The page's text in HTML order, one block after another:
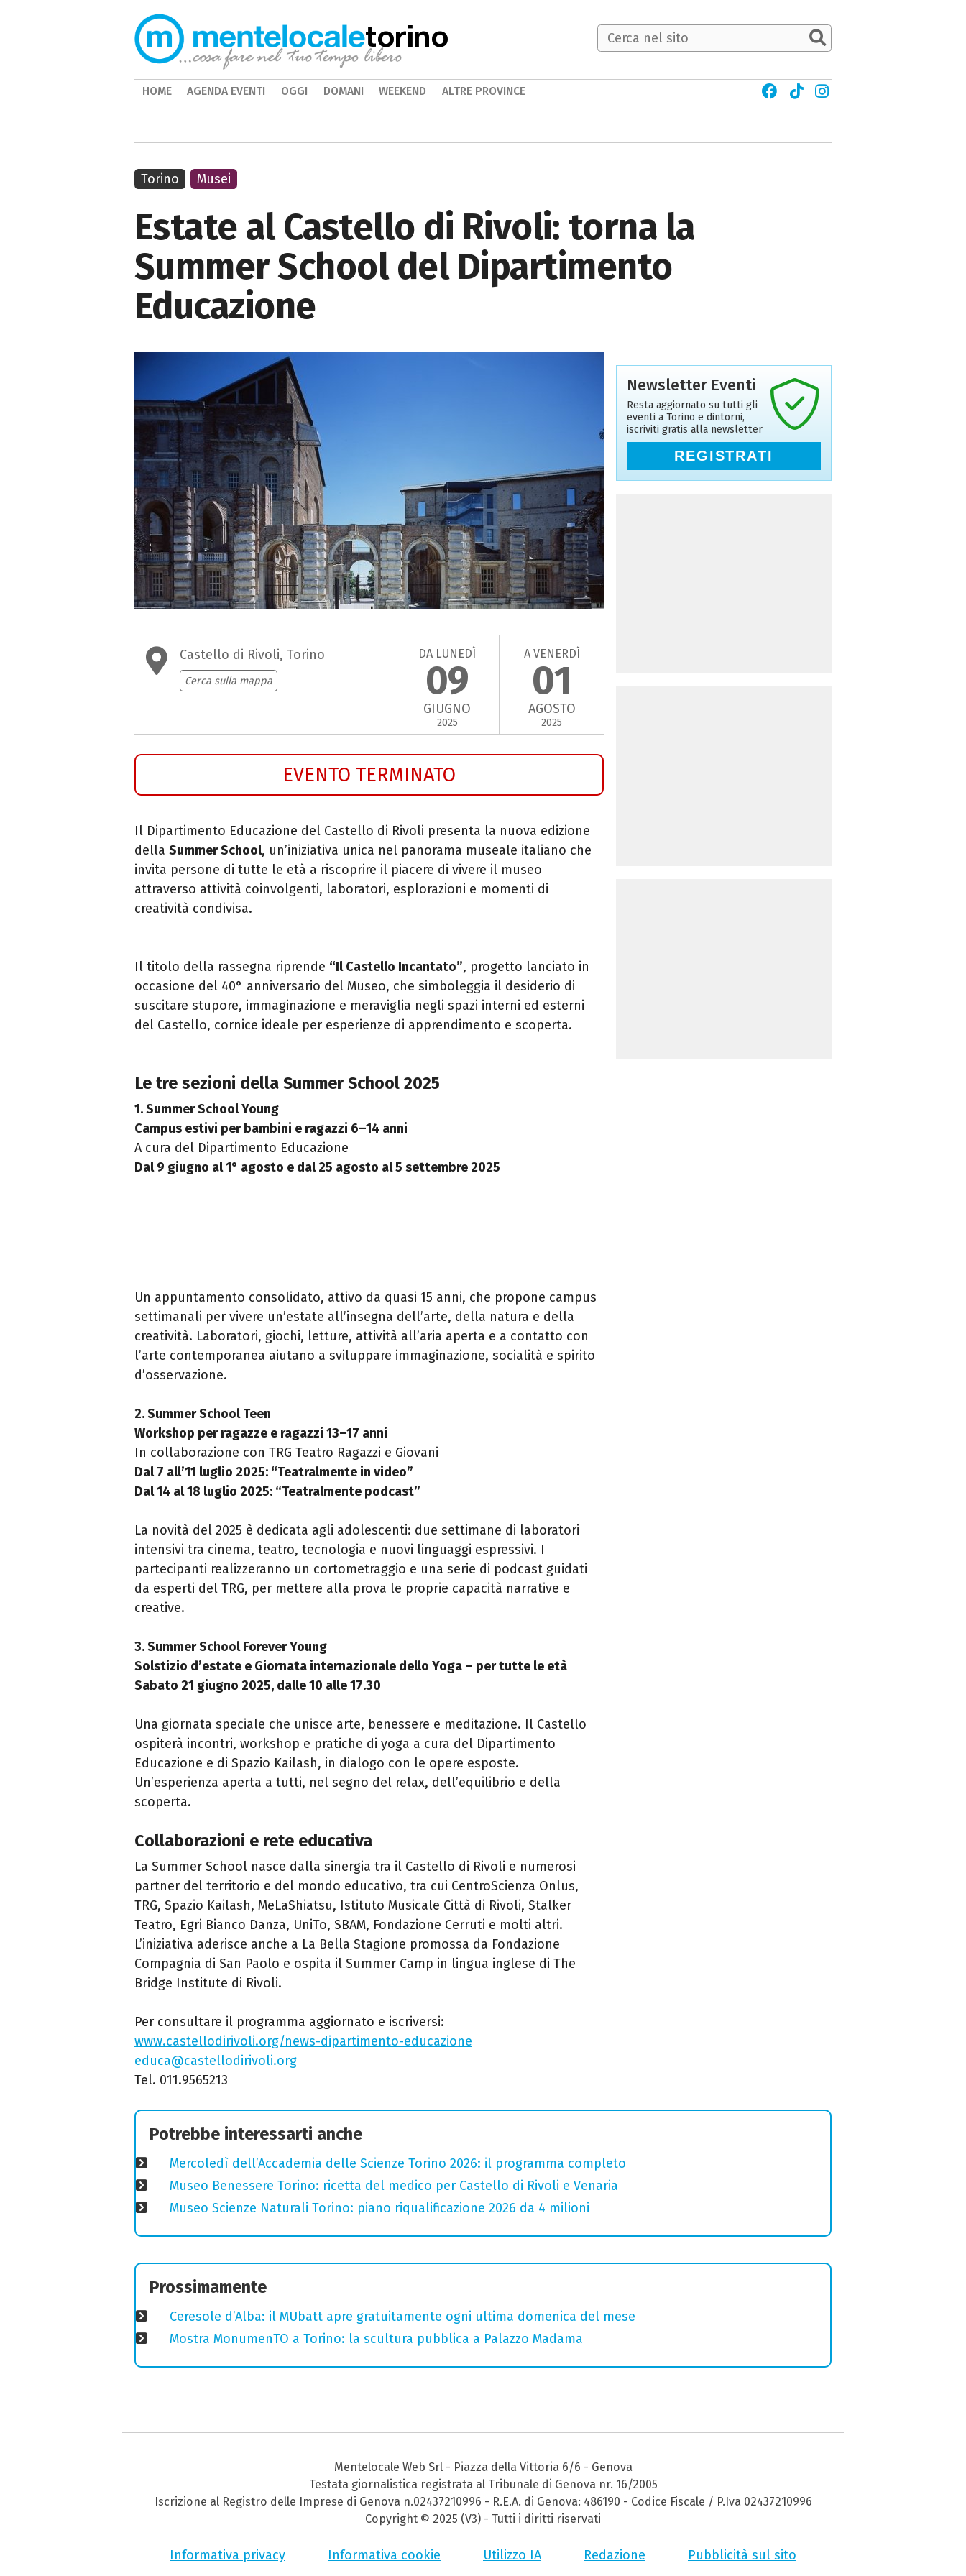
Estate al Castello di Rivoli: torna la
Summer School del Dipartimento
Educazione
Castello di Rivoli, Torino
Cerca sulla mappa
DA LUNEDÌ
09
GIUGNO
2025
A VENERDÌ
01
AGOSTO
2025
EVENTO TERMINATO
Il Dipartimento Educazione del Castello di Rivoli presenta la nuova edizione
della Summer School, un’iniziativa unica nel panorama museale italiano che
invita persone di tutte le età a riscoprire il piacere di vivere il museo
attraverso attività coinvolgenti, laboratori, esplorazioni e momenti di
creatività condivisa.
Il titolo della rassegna riprende “Il Castello Incantato”, progetto lanciato in
occasione del 40° anniversario del Museo, che simboleggia il desiderio di
suscitare stupore, immaginazione e meraviglia negli spazi interni ed esterni
del Castello, cornice ideale per esperienze di apprendimento e scoperta.
Le tre sezioni della Summer School 2025
1. Summer School Young
Campus estivi per bambini e ragazzi 6–14 anni
A cura del Dipartimento Educazione
Dal 9 giugno al 1° agosto e dal 25 agosto al 5 settembre 2025
Un appuntamento consolidato, attivo da quasi 15 anni, che propone campus
settimanali per vivere un’estate all’insegna dell’arte, della natura e della
creatività. Laboratori, giochi, letture, attività all’aria aperta e a contatto con
l’arte contemporanea aiutano a sviluppare immaginazione, socialità e spirito
d’osservazione.
2. Summer School Teen
Workshop per ragazze e ragazzi 13–17 anni
In collaborazione con TRG Teatro Ragazzi e Giovani
Dal 7 all’11 luglio 2025: “Teatralmente in video”
Dal 14 al 18 luglio 2025: “Teatralmente podcast”
La novità del 2025 è dedicata agli adolescenti: due settimane di laboratori
intensivi tra cinema, teatro, tecnologia e nuovi linguaggi espressivi. I
partecipanti realizzeranno un cortometraggio e una serie di podcast guidati
da esperti del TRG, per mettere alla prova le proprie capacità narrative e
creative.
3. Summer School Forever Young
Solstizio d’estate e Giornata internazionale dello Yoga – per tutte le età
Sabato 21 giugno 2025, dalle 10 alle 17.30
Una giornata speciale che unisce arte, benessere e meditazione. Il Castello
ospiterà incontri, workshop e pratiche di yoga a cura del Dipartimento
Educazione e di Spazio Kailash, in dialogo con le opere esposte.
Un’esperienza aperta a tutti, nel segno del relax, dell’equilibrio e della
scoperta.
Collaborazioni e rete educativa
La Summer School nasce dalla sinergia tra il Castello di Rivoli e numerosi
partner del territorio e del mondo educativo, tra cui CentroScienza Onlus,
TRG, Spazio Kailash, MeLaShiatsu, Istituto Musicale Città di Rivoli, Stalker
Teatro, Egri Bianco Danza, UniTo, SBAM, Fondazione Cerruti e molti altri.
L’iniziativa aderisce anche a La Bella Stagione promossa da Fondazione
Compagnia di San Paolo e ospita il Summer Camp in lingua inglese di The
Bridge Institute di Rivoli.
Per consultare il programma aggiornato e iscriversi:
www.castellodirivoli.org/news-dipartimento-educazione
educa@castellodirivoli.org
Tel. 011.9565213
Torino Musei
Newsletter Eventi
Resta aggiornato su tutti gli
eventi a Torino e dintorni,
iscriviti gratis alla newsletter
REGISTRATI
Potrebbe interessarti anche
Mercoledì dell’Accademia delle Scienze Torino 2026: il programma completo
Museo Benessere Torino: ricetta del medico per Castello di Rivoli e Venaria
Museo Scienze Naturali Torino: piano riqualificazione 2026 da 4 milioni
Prossimamente
Ceresole d’Alba: il MUbatt apre gratuitamente ogni ultima domenica del mese
Mostra MonumenTO a Torino: la scultura pubblica a Palazzo Madama
torino
HOME AGENDA EVENTI OGGI DOMANI WEEKEND ALTRE PROVINCE
Mentelocale Web Srl - Piazza della Vittoria 6/6 - Genova
Testata giornalistica registrata al Tribunale di Genova nr. 16/2005
Iscrizione al Registro delle Imprese di Genova n.02437210996 - R.E.A. di Genova: 486190 - Codice Fiscale / P.Iva 02437210996
Copyright © 2025 (V3) - Tutti i diritti riservati
Informativa privacy Informativa cookie Utilizzo IA Redazione Pubblicità sul sito